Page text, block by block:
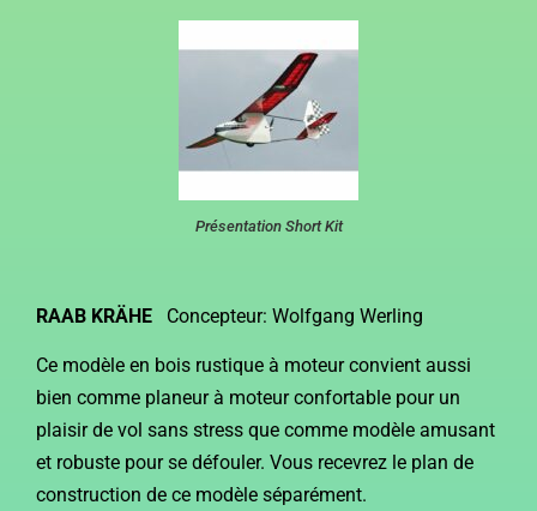
Présentation Short Kit
RAAB KRÄHE Concepteur: Wolfgang Werling
Ce modèle en bois rustique à moteur convient aussi
bien comme planeur à moteur confortable pour un
plaisir de vol sans stress que comme modèle amusant
et robuste pour se défouler. Vous recevrez le plan de
construction de ce modèle séparément.